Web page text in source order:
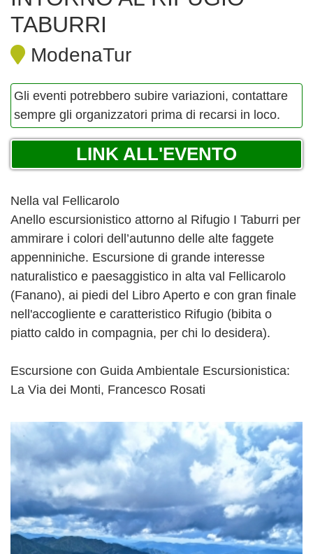
TABURRI
ModenaTur
Gli eventi potrebbero subire variazioni, contattare
sempre gli organizzatori prima di recarsi in loco.
LINK ALL'EVENTO
Nella val Fellicarolo
Anello escursionistico attorno al Rifugio I Taburri per
ammirare i colori dell’autunno delle alte faggete
appenniniche. Escursione di grande interesse
naturalistico e paesaggistico in alta val Fellicarolo
(Fanano), ai piedi del Libro Aperto e con gran finale
nell'accogliente e caratteristico Rifugio (bibita o
piatto caldo in compagnia, per chi lo desidera).
Escursione con Guida Ambientale Escursionistica:
La Via dei Monti, Francesco Rosati